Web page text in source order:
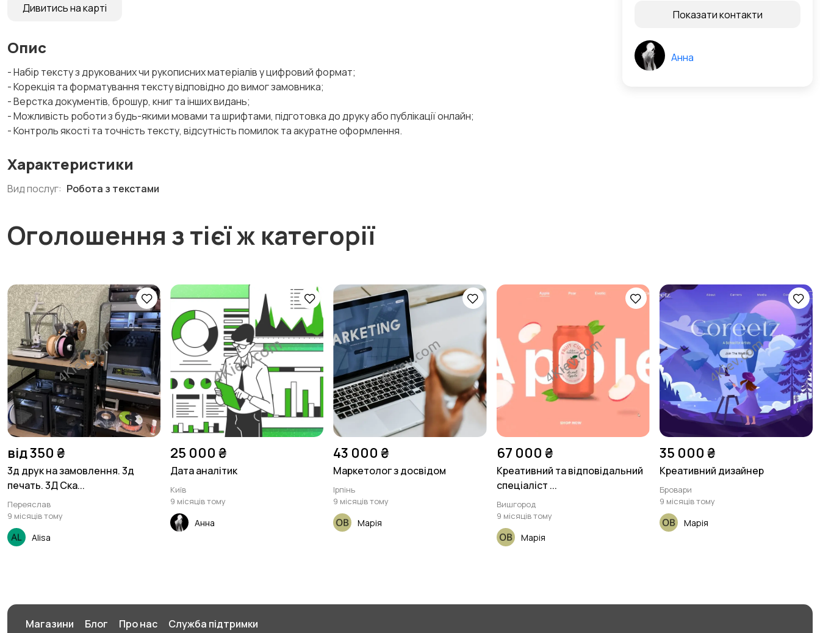
Дивитись на карті
Опис
- Набір тексту з друкованих чи рукописних матеріалів у цифровий формат;
- Корекція та форматування тексту відповідно до вимог замовника;
- Верстка документів, брошур, книг та інших видань;
- Можливість роботи з будь-якими мовами та шрифтами, підготовка до друку або публікації онлайн;
- Контроль якості та точність тексту, відсутність помилок та акуратне оформлення.
Характеристики
Вид послуг: Робота з текстами
Показати контакти
Анна
Оголошення з тієї ж категорії
від 350 ₴
3д друк на замовлення. 3д
печать. 3Д Ска...
Переяслав
9 місяців тому
Alisa
25 000 ₴
Дата аналітик
Київ
9 місяців тому
Анна
43 000 ₴
Маркетолог з досвідом
Ірпінь
9 місяців тому
Марія
67 000 ₴
Креативний та відповідальний
спеціаліст ...
Вишгород
9 місяців тому
Марія
35 000 ₴
Креативний дизайнер
Бровари
9 місяців тому
Марія
Магазини Блог Про нас Служба підтримки